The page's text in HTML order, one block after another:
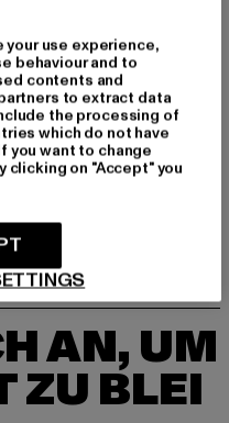
AN, UM
ZU BLEI
use experience,
behaviour and to
contents and
to extract data
the processing of
which do not have
you want to change
clicking on "Accept" you